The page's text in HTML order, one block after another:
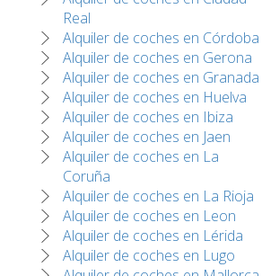
Real
Alquiler de coches en Córdoba
Alquiler de coches en Gerona
Alquiler de coches en Granada
Alquiler de coches en Huelva
Alquiler de coches en Ibiza
Alquiler de coches en Jaen
Alquiler de coches en La
Coruña
Alquiler de coches en La Rioja
Alquiler de coches en Leon
Alquiler de coches en Lérida
Alquiler de coches en Lugo